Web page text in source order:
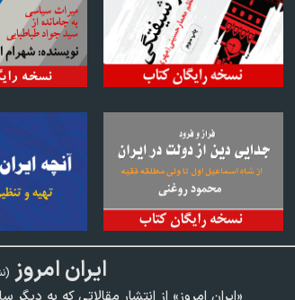
ايران امروز